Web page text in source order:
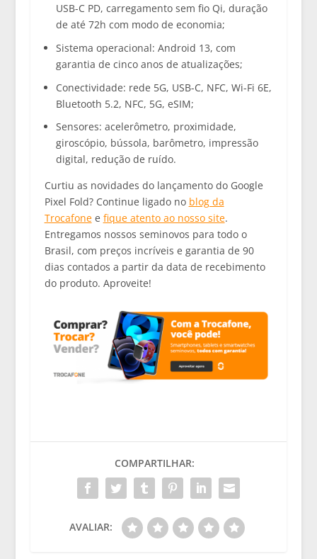
USB-C PD, carregamento sem fio Qi, duração
de até 72h com modo de economia;
Sistema operacional: Android 13, com
garantia de cinco anos de atualizações;
Conectividade: rede 5G, USB-C, NFC, Wi-Fi 6E,
Bluetooth 5.2, NFC, 5G, eSIM;
Sensores: acelerômetro, proximidade,
giroscópio, bússola, barômetro, impressão
digital, redução de ruído.
Curtiu as novidades do lançamento do Google
Pixel Fold? Continue ligado no blog da
Trocafonee fique atento ao nosso site.
Entregamos nossos seminovos para todo o
Brasil, com preços incríveis e garantia de 90
dias contados a partir da data de recebimento
do produto. Aproveite!
COMPARTILHAR:
AVALIAR: